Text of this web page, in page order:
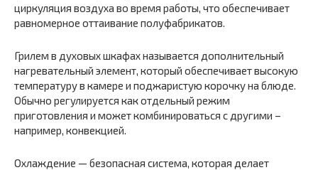
циркуляция воздуха во время работы, что обеспечивает
равномерное оттаивание полуфабрикатов.
Грилем в духовых шкафах называется дополнительный
нагревательный элемент, который обеспечивает высокую
температуру в камере и поджаристую корочку на блюде.
Обычно регулируется как отдельный режим
приготовления и может комбинироваться с другими –
например, конвекцией.
Охлаждение — безопасная система, которая делает